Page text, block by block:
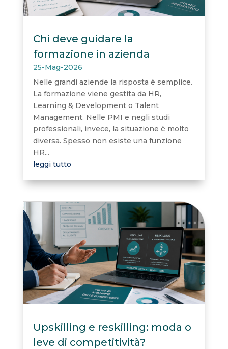
Chi deve guidare la
formazione in azienda
25-Mag-2026
Nelle grandi aziende la risposta è semplice.
La formazione viene gestita da HR,
Learning & Development o Talent
Management. Nelle PMI e negli studi
professionali, invece, la situazione è molto
diversa. Spesso non esiste una funzione
HR...
leggi tutto
Upskilling e reskilling: moda o
leve di competitività?